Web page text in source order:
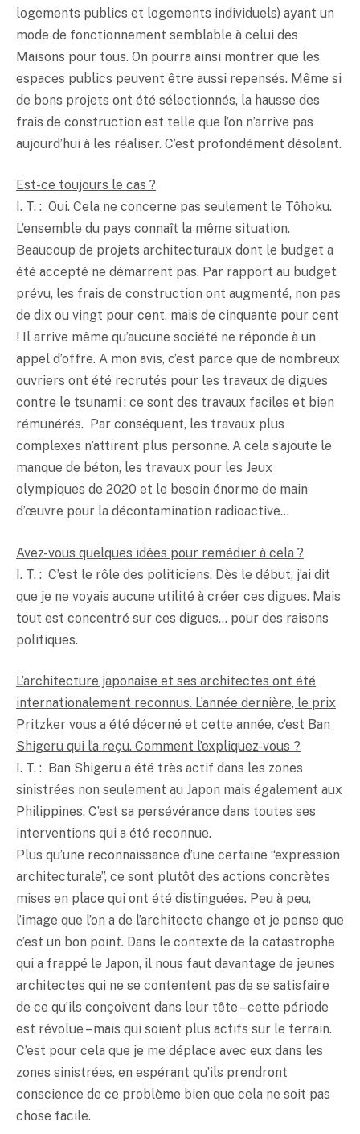
logements publics et logements individuels) ayant un
mode de fonctionnement semblable à celui des
Maisons pour tous. On pourra ainsi montrer que les
espaces publics peuvent être aussi repensés. Même si
de bons projets ont été sélectionnés, la hausse des
frais de construction est telle que l’on n’arrive pas
aujourd’hui à les réaliser. C’est profondément désolant.
Est-ce toujours le cas ?
I. T. : Oui. Cela ne concerne pas seulement le Tôhoku.
L’ensemble du pays connaît la même situation.
Beaucoup de projets architecturaux dont le budget a
été accepté ne démarrent pas. Par rapport au budget
prévu, les frais de construction ont augmenté, non pas
de dix ou vingt pour cent, mais de cinquante pour cent
! Il arrive même qu’aucune société ne réponde à un
appel d’offre. A mon avis, c’est parce que de nombreux
ouvriers ont été recrutés pour les travaux de digues
contre le tsunami : ce sont des travaux faciles et bien
rémunérés. Par conséquent, les travaux plus
complexes n’attirent plus personne. A cela s’ajoute le
manque de béton, les travaux pour les Jeux
olympiques de 2020 et le besoin énorme de main
d’œuvre pour la décontamination radioactive…
Avez-vous quelques idées pour remédier à cela ?
I. T. : C’est le rôle des politiciens. Dès le début, j’ai dit
que je ne voyais aucune utilité à créer ces digues. Mais
tout est concentré sur ces digues… pour des raisons
politiques.
L’architecture japonaise et ses architectes ont été
internationalement reconnus. L’année dernière, le prix
Pritzker vous a été décerné et cette année, c’est Ban
Shigeru qui l’a reçu. Comment l’expliquez-vous ?
I. T. : Ban Shigeru a été très actif dans les zones
sinistrées non seulement au Japon mais également aux
Philippines. C’est sa persévérance dans toutes ses
interventions qui a été reconnue.
Plus qu’une reconnaissance d’une certaine “expression
architecturale”, ce sont plutôt des actions concrètes
mises en place qui ont été distinguées. Peu à peu,
l’image que l’on a de l’architecte change et je pense que
c’est un bon point. Dans le contexte de la catastrophe
qui a frappé le Japon, il nous faut davantage de jeunes
architectes qui ne se contentent pas de se satisfaire
de ce qu’ils conçoivent dans leur tête – cette période
est révolue – mais qui soient plus actifs sur le terrain.
C’est pour cela que je me déplace avec eux dans les
zones sinistrées, en espérant qu’ils prendront
conscience de ce problème bien que cela ne soit pas
chose facile.